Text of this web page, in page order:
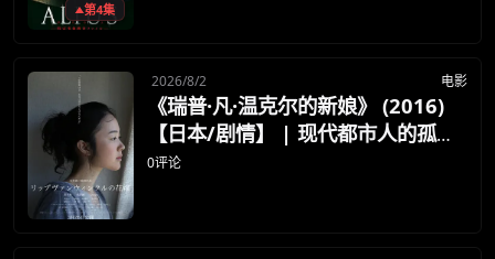
第4集
2026/8/2 电影
《瑞普·凡·温克尔的新娘》 (2016)
【日本/剧情】 | 现代都市人的孤独
与虚拟救赎 | 岩井俊二8.0分冷艳细
0评论
朋友们辛苦了 💦
你需要的各种会员，都可低价购买！
如夸克12个月送14天 最低75元！